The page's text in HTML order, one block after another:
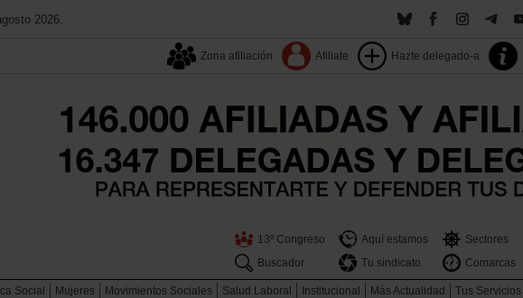
2026.
Zona afiliación Afiliate Hazte delegado-a
13º Congreso Aquí estamos Sectores
Buscador
Tu sindicato Comarcas
Social Mujeres Movimientos Sociales Salud Laboral Institucional Más Actualidad Tus Servicios